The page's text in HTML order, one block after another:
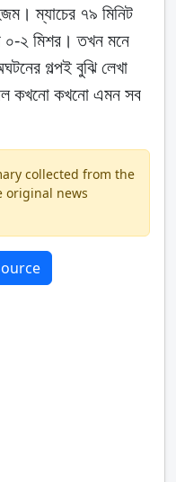
ম্যাচের ৭৯ মিনিট
০-২ মিশর। তখন মনে
গল্পই বুঝি লেখা
কখনো কখনো এমন সব
collected from the
original news